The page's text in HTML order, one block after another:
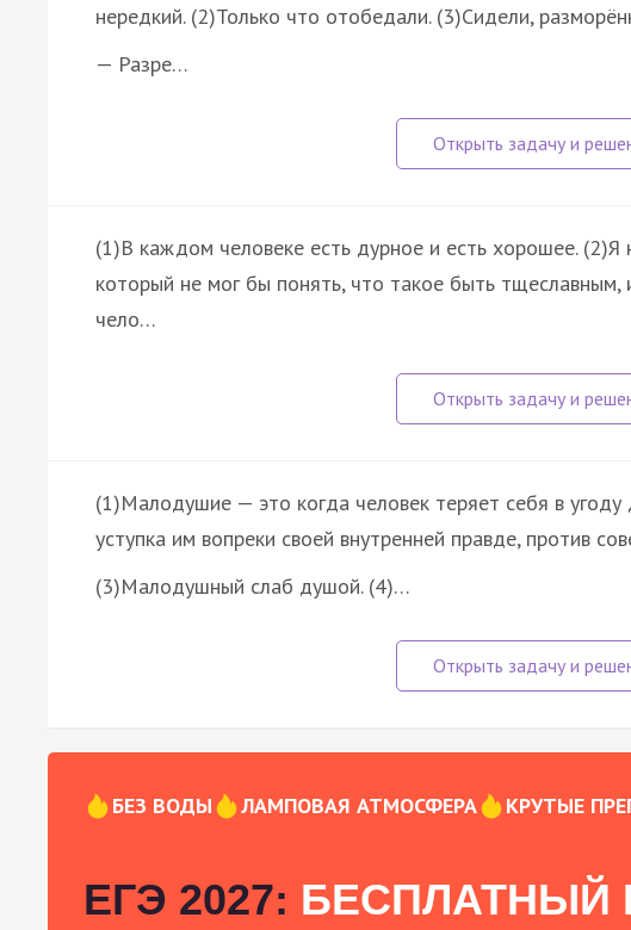
нередкий. (2)Только что отобедали. (3)Сидели,
— Разре…
(1)В каждом человеке есть дурное и есть хорошее. (2)Я
который не мог бы понять, что такое быть
чело…
(1)Малодушие — это когда человек теряет себя в угоду
уступка им вопреки своей внутренней правде, против
(3)Малодушный слаб душой. (4)…
БЕЗ ВОДЫ ЛАМПОВАЯ АТМОСФЕРА КРУТЫЕ
ЕГЭ 2027: БЕСПЛАТНЫЙ